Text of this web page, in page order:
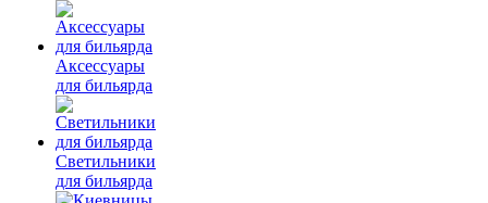
Аксессуары
для бильярда
Светильники
для бильярда